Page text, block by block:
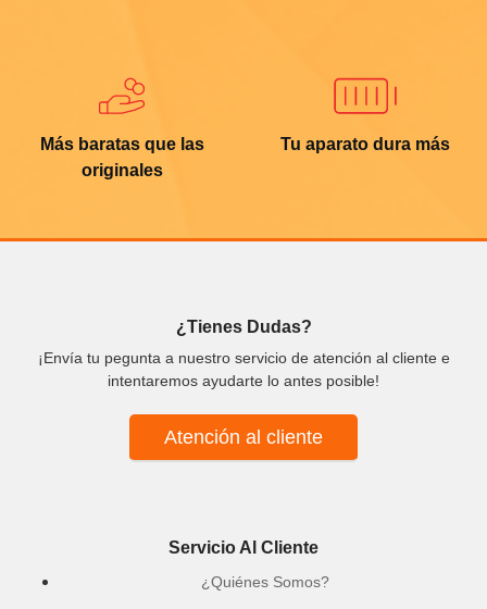
Más baratas que las
originales
Tu aparato dura más
¿Tienes Dudas?
¡Envía tu pegunta a nuestro servicio de atención al cliente e
intentaremos ayudarte lo antes posible!
Atención al cliente
Servicio Al Cliente
¿Quiénes Somos?